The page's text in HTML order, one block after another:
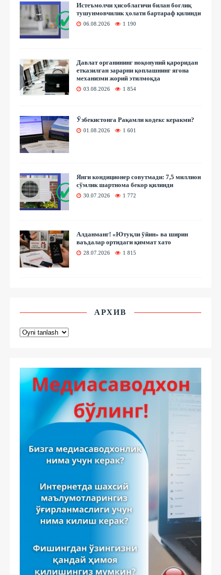
Истеъмолчи ҳисоблагичи билан боғлиқ
тушунмовчилик ҳолати бартараф қилинди
06.08.2026 1 190
Давлат органининг ноқонуний қароридан
етказилган зарарни қоплашнинг ягона
механизми жорий этилмоқда
03.08.2026 1 854
Ўзбекистонга Рақамли кодекс керакми?
01.08.2026 1 601
Янги кондиционер совутмади: 7,5 миллион
сўмлик шартнома бекор қилинди
30.07.2026 1 772
Алданманг! «Ютуқли ўйин» ва ширин
ваъдалар ортидаги қиммат хато
28.07.2026 1 815
АРХИВ